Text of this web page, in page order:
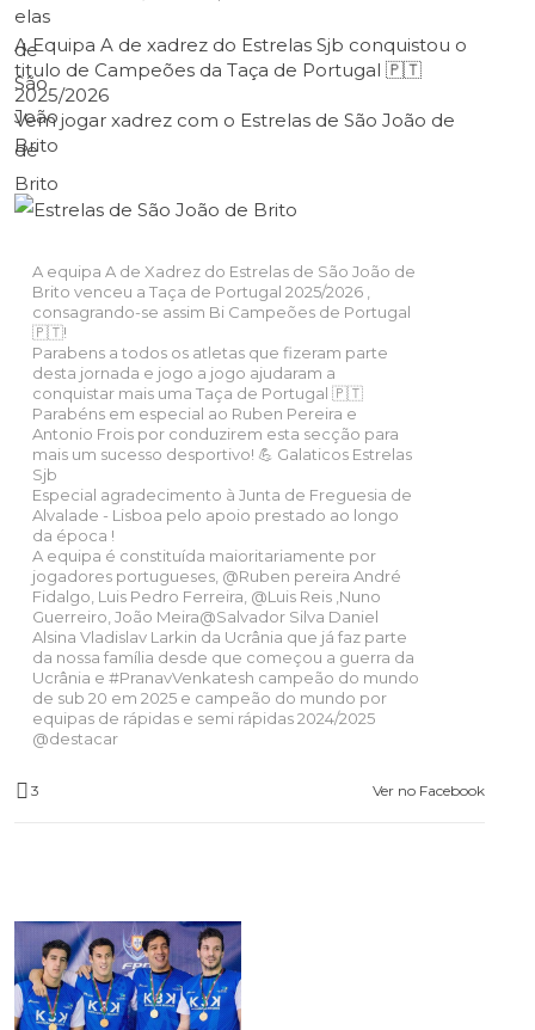
A Equipa A de xadrez do Estrelas Sjb conquistou o
titulo de Campeões da Taça de Portugal 🇵🇹
2025/2026
Vem jogar xadrez com o Estrelas de São João de
Brito
A equipa A de Xadrez do Estrelas de São João de
Brito venceu a Taça de Portugal 2025/2026 ,
consagrando-se assim Bi Campeões de Portugal
🇵🇹!
Parabens a todos os atletas que fizeram parte
desta jornada e jogo a jogo ajudaram a
conquistar mais uma Taça de Portugal 🇵🇹
Parabéns em especial ao Ruben Pereira e
Antonio Frois por conduzirem esta secção para
mais um sucesso desportivo! 💪 Galaticos Estrelas
Sjb
Especial agradecimento à Junta de Freguesia de
Alvalade - Lisboa pelo apoio prestado ao longo
da época !
A equipa é constituída maioritariamente por
jogadores portugueses, @Ruben pereira André
Fidalgo, Luis Pedro Ferreira, @Luis Reis ,Nuno
Guerreiro, João Meira@Salvador Silva Daniel
Alsina Vladislav Larkin da Ucrânia que já faz parte
da nossa família desde que começou a guerra da
Ucrânia e #PranavVenkatesh campeão do mundo
de sub 20 em 2025 e campeão do mundo por
equipas de rápidas e semi rápidas 2024/2025
@destacar
3 Ver no Facebook